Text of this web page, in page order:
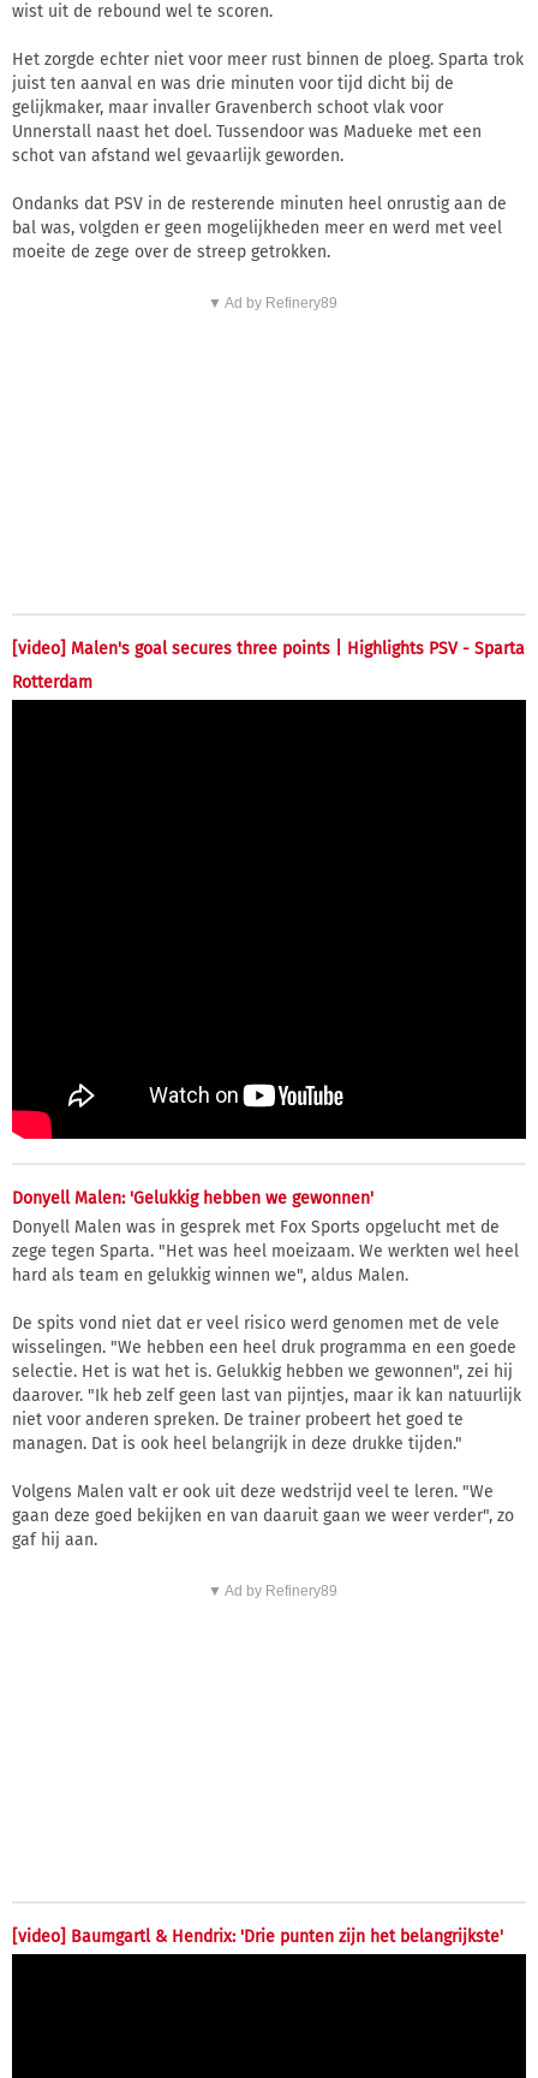
wist uit de rebound wel te scoren.
Het zorgde echter niet voor meer rust binnen de ploeg. Sparta trok
juist ten aanval en was drie minuten voor tijd dicht bij de
gelijkmaker, maar invaller Gravenberch schoot vlak voor
Unnerstall naast het doel. Tussendoor was Madueke met een
schot van afstand wel gevaarlijk geworden.
Ondanks dat PSV in de resterende minuten heel onrustig aan de
bal was, volgden er geen mogelijkheden meer en werd met veel
moeite de zege over de streep getrokken.
▼ Ad by Refinery89
[video] Malen's goal secures three points | Highlights PSV - Sparta
Rotterdam
Donyell Malen: 'Gelukkig hebben we gewonnen'
Donyell Malen was in gesprek met Fox Sports opgelucht met de
zege tegen Sparta. "Het was heel moeizaam. We werkten wel heel
hard als team en gelukkig winnen we", aldus Malen.
De spits vond niet dat er veel risico werd genomen met de vele
wisselingen. "We hebben een heel druk programma en een goede
selectie. Het is wat het is. Gelukkig hebben we gewonnen", zei hij
daarover. "Ik heb zelf geen last van pijntjes, maar ik kan natuurlijk
niet voor anderen spreken. De trainer probeert het goed te
managen. Dat is ook heel belangrijk in deze drukke tijden."
Volgens Malen valt er ook uit deze wedstrijd veel te leren. "We
gaan deze goed bekijken en van daaruit gaan we weer verder", zo
gaf hij aan.
▼ Ad by Refinery89
[video] Baumgartl & Hendrix: 'Drie punten zijn het belangrijkste'